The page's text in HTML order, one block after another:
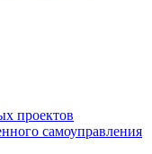
проектов
самоуправления